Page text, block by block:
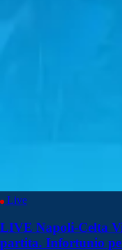
Live
LIVE Napoli-Celta
partita. Infortunio